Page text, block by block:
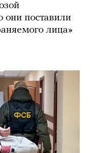
они поставили
лица»